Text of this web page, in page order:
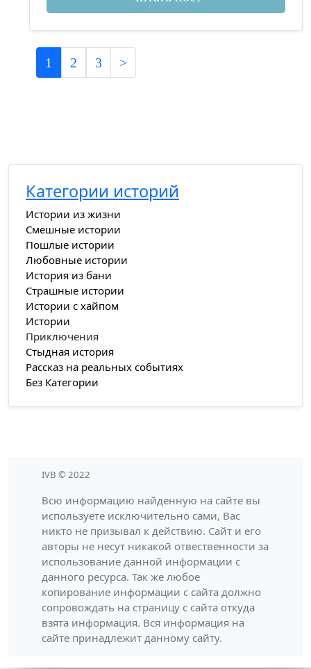
1 2 3 >
Категории историй
Истории из жизни
Смешные истории
Пошлые истории
Любовные истории
История из бани
Страшные истории
Истории с хайпом
Истории
Приключения
Стыдная история
Рассказ на реальных событиях
Без Категории
IVB © 2022
Всю информацию найденную на сайте вы
используете исключительно сами, Вас
никто не призывал к действию. Сайт и его
авторы не несут никакой отвественности за
использование данной информации с
данного ресурса. Так же любое
копирование информации с сайта должно
сопровождать на страницу с сайта откуда
взята информация. Вся информация на
сайте принадлежит данному сайту.